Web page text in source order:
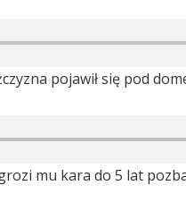
pojawił się pod
mu kara do 5 lat